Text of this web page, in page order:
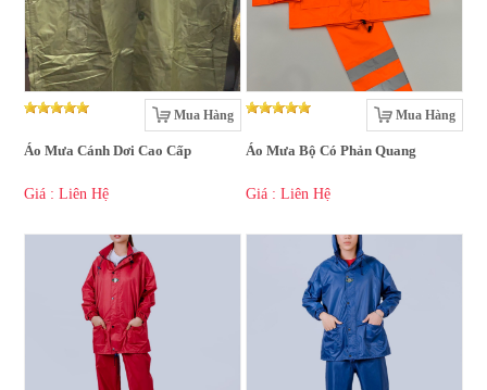
Mua Hàng
Áo Mưa Cánh Dơi Cao Cấp
Giá : Liên Hệ
Mua Hàng
Áo Mưa Bộ Có Phản Quang
Giá : Liên Hệ